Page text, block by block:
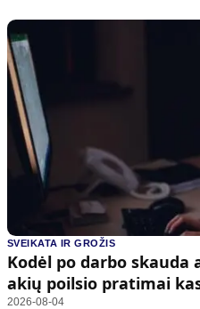
SVEIKATA IR GROŽIS
Kodėl po darbo skauda
akių poilsio pratimai
2026-08-04